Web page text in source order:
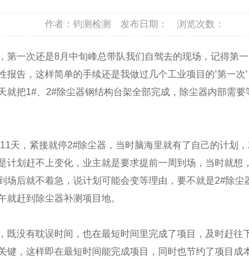
作者：钧测检测 发布日期： 浏览次数：
一次还是8月中旬峰总带队我们自驾去的现场，记得第
告，这样简单的手续还是我做过几个工业项目的’第一次
就把1#、2#除尘器钢结构台架全部完成，除尘器内部需
，紧接就停2#除尘器，当时脑海里就有了自己的计划
计划赶不上变化，业主就是要求提前一周到场，当时就
场后就不着急，说计划可能会变等理由，要不就是2#除
赶到除尘器补测项目地。
没有耽误时间，也在最短时间里完成了项目，及时赶往
，这样即在最短时间能完成项目，同时也节约了项目成